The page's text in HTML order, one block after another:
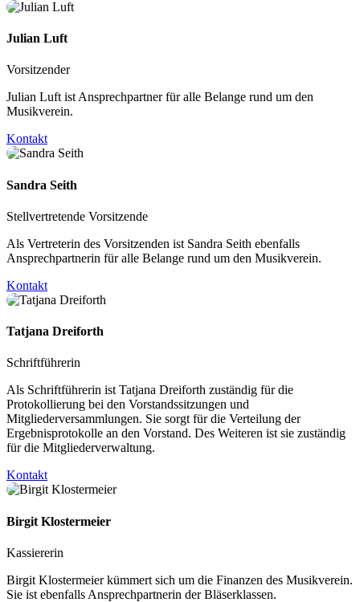
Julian Luft
Vorsitzender
Julian Luft ist Ansprechpartner für alle Belange rund um den
Musikverein.
Kontakt
Sandra Seith
Stellvertretende Vorsitzende
Als Vertreterin des Vorsitzenden ist Sandra Seith ebenfalls
Ansprechpartnerin für alle Belange rund um den Musikverein.
Kontakt
Tatjana Dreiforth
Schriftführerin
Als Schriftführerin ist Tatjana Dreiforth zuständig für die
Protokollierung bei den Vorstandssitzungen und
Mitgliederversammlungen. Sie sorgt für die Verteilung der
Ergebnisprotokolle an den Vorstand. Des Weiteren ist sie zuständig
für die Mitgliederverwaltung.
Kontakt
Birgit Klostermeier
Kassiererin
Birgit Klostermeier kümmert sich um die Finanzen des Musikverein.
Sie ist ebenfalls Ansprechpartnerin der Bläserklassen.